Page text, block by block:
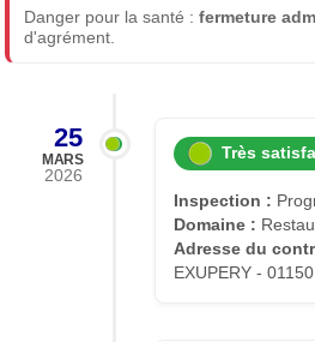
Danger pour la santé :fermeture
d'agrément.
25
MARS
2026
Très
Inspection :
Domaine :
Adresse du
EXUPERY -